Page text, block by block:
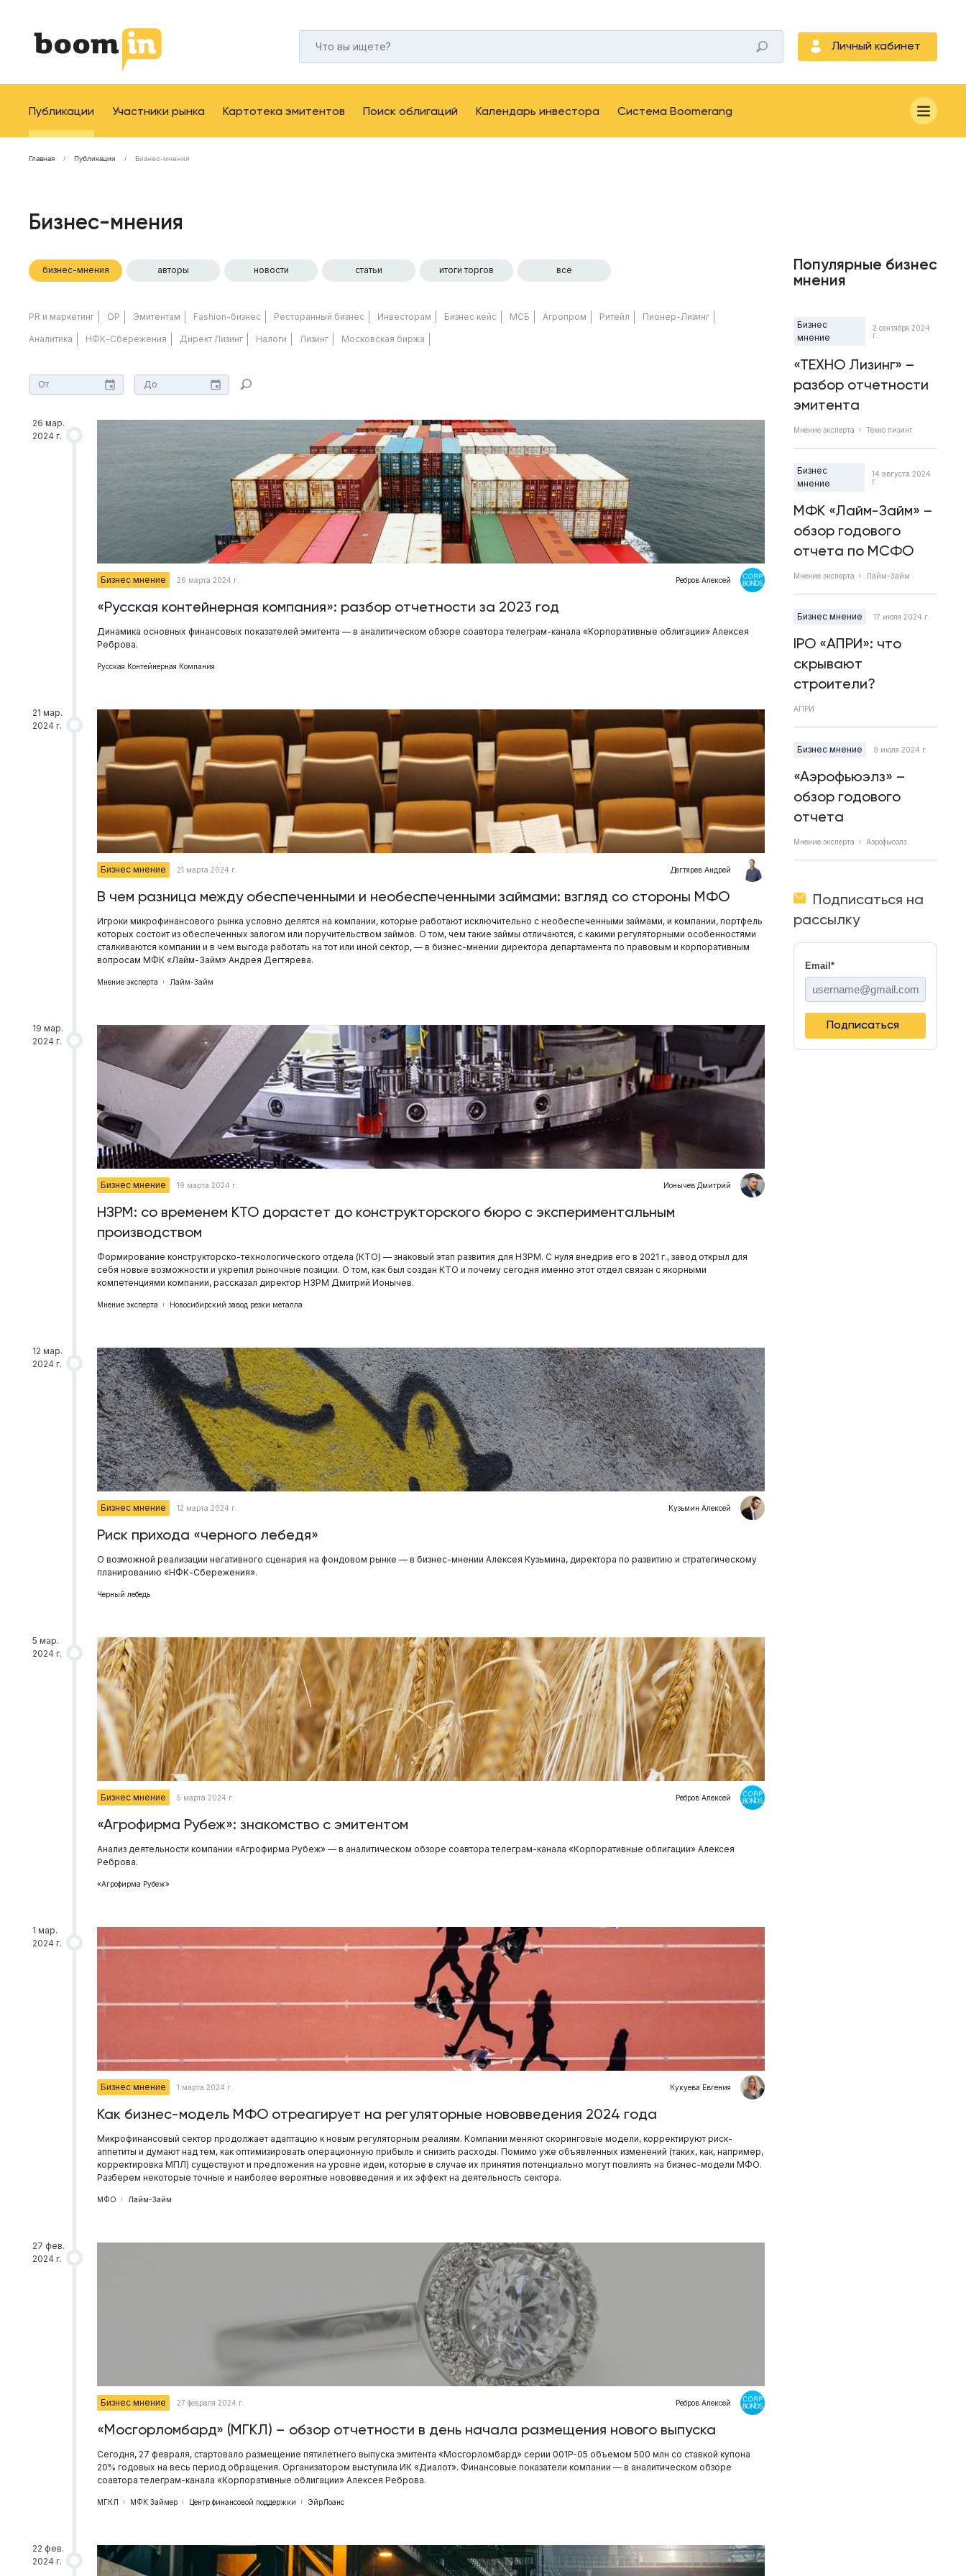
Личный кабинет
Публикации Участники рынка Картотека эмитентов Поиск облигаций Календарь инвестора Система Boomerang
Главная Публикации Бизнес-мнения
Бизнес-мнения
бизнес-мнения авторы новости статьи итоги торгов все
PR и маркетинг ОР Эмитентам Fashion-бизнес Ресторанный бизнес Инвесторам Бизнес кейс МСБ Агропром Ритейл Пионер-Лизинг
Аналитика НФК-Сбережения Директ Лизинг Налоги Лизинг Московская биржа
26 мар.
2024 г.
Бизнес мнение 26 марта 2024 г. Ребров Алексей
«Русская контейнерная компания»: разбор отчетности за 2023 год
Динамика основных финансовых показателей эмитента — в аналитическом обзоре соавтора телеграм-канала «Корпоративные облигации» Алексея
Реброва.
Русская Контейнерная Компания
21 мар.
2024 г.
Бизнес мнение 21 марта 2024 г. Дегтярев Андрей
В чем разница между обеспеченными и необеспеченными займами: взгляд со стороны МФО
Игроки микрофинансового рынка условно делятся на компании, которые работают исключительно с необеспеченными займами, и компании, портфель
которых состоит из обеспеченных залогом или поручительством займов. О том, чем такие займы отличаются, с какими регуляторными особенностями
сталкиваются компании и в чем выгода работать на тот или иной сектор, — в бизнес-мнении директора департамента по правовым и корпоративным
вопросам МФК «Лайм-Займ» Андрея Дегтярева.
Мнение эксперта Лайм-Займ
19 мар.
2024 г.
Бизнес мнение 19 марта 2024 г. Ионычев Дмитрий
НЗРМ: со временем КТО дорастет до конструкторского бюро с экспериментальным
производством
Формирование конструкторско-технологического отдела (КТО) — знаковый этап развития для НЗРМ. С нуля внедрив его в 2021 г., завод открыл для
себя новые возможности и укрепил рыночные позиции. О том, как был создан КТО и почему сегодня именно этот отдел связан с якорными
компетенциями компании, рассказал директор НЗРМ Дмитрий Ионычев.
Мнение эксперта Новосибирский завод резки металла
12 мар.
2024 г.
Бизнес мнение 12 марта 2024 г. Кузьмин Алексей
Риск прихода «черного лебедя»
О возможной реализации негативного сценария на фондовом рынке — в бизнес-мнении Алексея Кузьмина, директора по развитию и стратегическому
планированию «НФК-Сбережения».
Черный лебедь
5 мар.
2024 г.
Бизнес мнение 5 марта 2024 г. Ребров Алексей
«Агрофирма Рубеж»: знакомство с эмитентом
Анализ деятельности компании «Агрофирма Рубеж» — в аналитическом обзоре соавтора телеграм-канала «Корпоративные облигации» Алексея
Реброва.
«Агрофирма Рубеж»
1 мар.
2024 г.
Бизнес мнение 1 марта 2024 г. Кукуева Евгения
Как бизнес-модель МФО отреагирует на регуляторные нововведения 2024 года
Микрофинансовый сектор продолжает адаптацию к новым регуляторным реалиям. Компании меняют скоринговые модели, корректируют риск-
аппетиты и думают над тем, как оптимизировать операционную прибыль и снизить расходы. Помимо уже объявленных изменений (таких, как, например,
корректировка МПЛ) существуют и предложения на уровне идеи, которые в случае их принятия потенциально могут повлиять на бизнес-модели МФО.
Разберем некоторые точные и наиболее вероятные нововведения и их эффект на деятельность сектора.
МФО Лайм-Займ
27 фев.
2024 г.
Бизнес мнение 27 февраля 2024 г. Ребров Алексей
«Мосгорломбард» (МГКЛ) – обзор отчетности в день начала размещения нового выпуска
Сегодня, 27 февраля, стартовало размещение пятилетнего выпуска эмитента «Мосгорломбард» серии 001P-05 объемом 500 млн со ставкой купона
20% годовых на весь период обращения. Организатором выступила ИК «Диалот». Финансовые показатели компании — в аналитическом обзоре
соавтора телеграм-канала «Корпоративные облигации» Алексея Реброва.
МГКЛ МФК Займер Центр финансовой поддержки ЭйрЛоанс
22 фев.
2024 г.
Популярные бизнес
мнения
Бизнес
мнение
2 сентября 2024
г.
«ТЕХНО Лизинг» –
разбор отчетности
эмитента
Мнение эксперта Техно лизинг
Бизнес
мнение
14 августа 2024
г.
МФК «Лайм-Займ» –
обзор годового
отчета по МСФО
Мнение эксперта Лайм-Займ
Бизнес мнение 17 июля 2024 г.
IPO «АПРИ»: что
скрывают
строители?
АПРИ
Бизнес мнение 9 июля 2024 г.
«Аэрофьюэлз» –
обзор годового
отчета
Мнение эксперта Аэрофьюэлз
Подписаться на
рассылку
Email *
Подписаться